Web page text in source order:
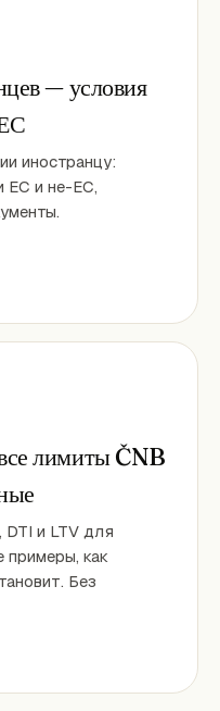
— условия
иностранцу:
ЕС и не-ЕС,
лимиты ČNB
и LTV для
примеры, как
Без